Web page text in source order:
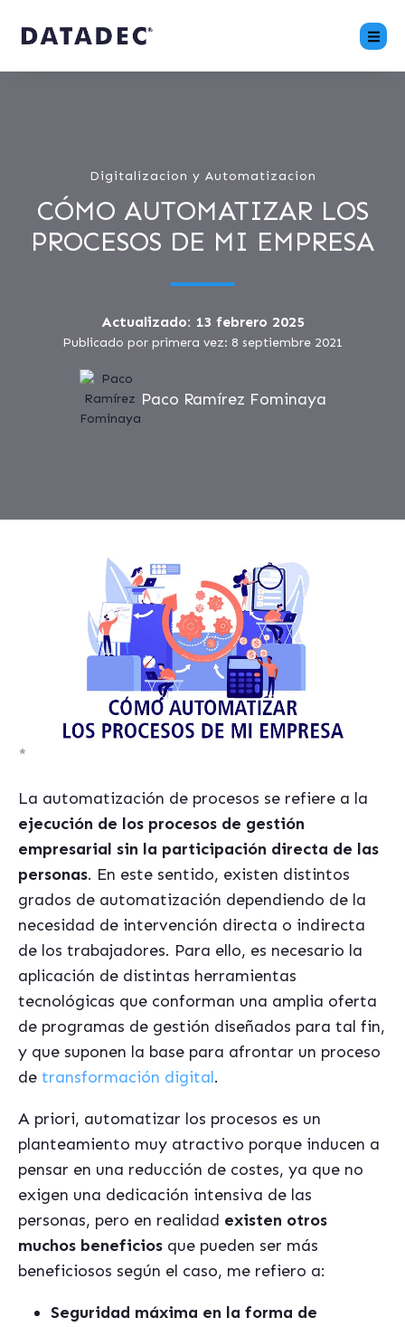
Digitalizacion y Automatizacion
CÓMO AUTOMATIZAR LOS
PROCESOS DE MI EMPRESA
Actualizado: 13 febrero 2025
Publicado por primera vez: 8 septiembre 2021
Paco Ramírez Fominaya
*
La automatización de procesos se refiere a la
ejecución de los procesos de gestión
empresarial sin la participación directa de las
personas. En este sentido, existen distintos
grados de automatización dependiendo de la
necesidad de intervención directa o indirecta
de los trabajadores. Para ello, es necesario la
aplicación de distintas herramientas
tecnológicas que conforman una amplia oferta
de programas de gestión diseñados para tal fin,
y que suponen la base para afrontar un proceso
de transformación digital.
A priori, automatizar los procesos es un
planteamiento muy atractivo porque inducen a
pensar en una reducción de costes, ya que no
exigen una dedicación intensiva de las
personas, pero en realidad existen otros
muchos beneficios que pueden ser más
beneficiosos según el caso, me refiero a:
Seguridad máxima en la forma de